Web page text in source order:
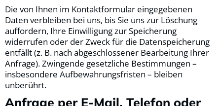
Die von Ihnen im Kontaktformular eingegebenen
Daten verbleiben bei uns, bis Sie uns zur Löschung
auffordern, Ihre Einwilligung zur Speicherung
widerrufen oder der Zweck für die Datenspeicherung
entfällt (z. B. nach abgeschlossener Bearbeitung Ihrer
Anfrage). Zwingende gesetzliche Bestimmungen –
insbesondere Aufbewahrungsfristen – bleiben
unberührt.
Anfrage per E-Mail, Telefon oder